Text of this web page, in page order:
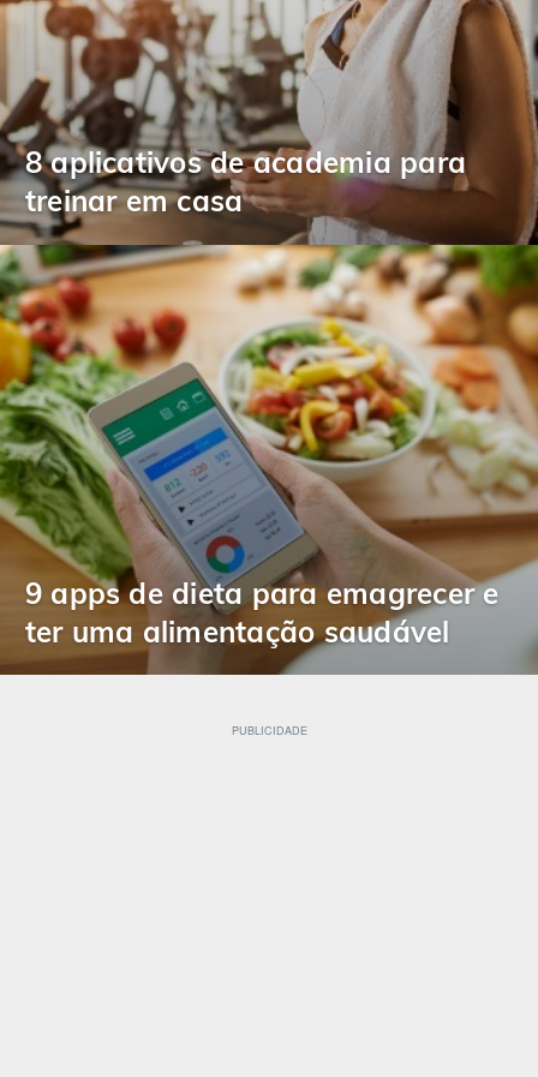
8 aplicativos de academia para
treinar em casa
9 apps de dieta para emagrecer e
ter uma alimentação saudável